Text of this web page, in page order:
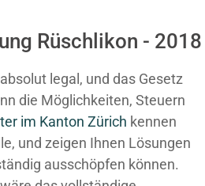
Rüschlikon -
legal, und das Gesetz
die Möglichkeiten, Steuern
im K anton Zürich kennen
und zeigen Ihnen Lösungen
ausschöpfen können.